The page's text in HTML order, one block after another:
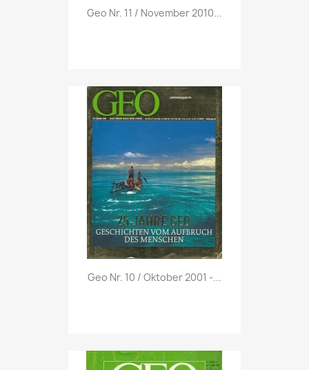
Vorschau
Geo Nr. 11 / November 2010...
 Vorschau
Geo Nr. 10 / Oktober 2001 -...